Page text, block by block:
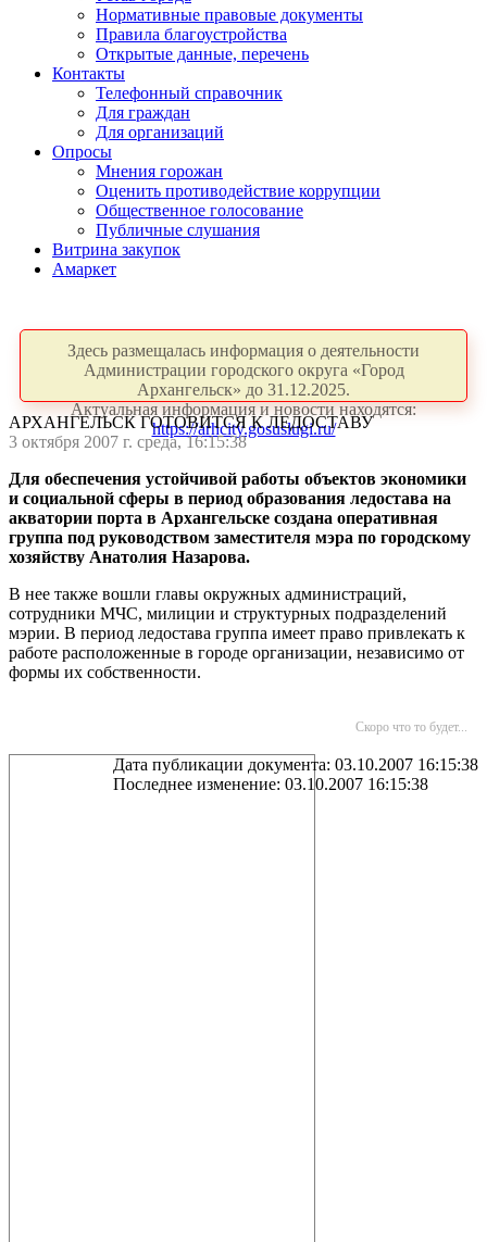
Нормативные правовые документы
Правила благоустройства
Открытые данные, перечень
Контакты
Телефонный справочник
Для граждан
Для организаций
Опросы
Мнения горожан
Оценить противодействие коррупции
Общественное голосование
Публичные слушания
Витрина закупок
Амаркет
Здесь размещалась информация о деятельности
Администрации городского округа «Город
Архангельск» до 31.12.2025.
Актуальная информация и новости находятся:
https://arhcity.gosuslugi.ru/
АРХАНГЕЛЬСК ГОТОВИТСЯ К ЛЕДОСТАВУ
3 октября 2007 г. среда, 16:15:38
Для обеспечения устойчивой работы объектов экономики
и социальной сферы в период образования ледостава на
акватории порта в Архангельске создана оперативная
группа под руководством заместителя мэра по городскому
хозяйству Анатолия Назарова.
В нее также вошли главы окружных администраций,
сотрудники МЧС, милиции и структурных подразделений
мэрии. В период ледостава группа имеет право привлекать к
работе расположенные в городе организации, независимо от
формы их собственности.
Скоро что то будет...
Дата публикации документа: 03.10.2007 16:15:38
Последнее изменение: 03.10.2007 16:15:38